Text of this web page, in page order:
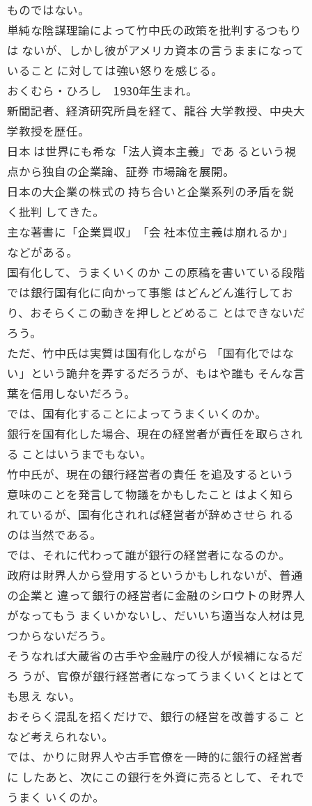
ものではない。
単純な陰謀理論によって竹中氏の政策を批判するつもり
は ないが、しかし彼がアメリカ資本の言うままになって
いること に対しては強い怒りを感じる。
おくむら・ひろし 1930年生まれ。
新聞記者、経済研究所員を経て、龍谷 大学教授、中央大
学教授を歴任。
日本 は世界にも希な「法人資本主義」であ るという視
点から独自の企業論、証券 市場論を展開。
日本の大企業の株式の 持ち合いと企業系列の矛盾を鋭
く批判 してきた。
主な著書に「企業買収」「会 社本位主義は崩れるか」
などがある。
国有化して、うまくいくのか この原稿を書いている段階
では銀行国有化に向かって事態 はどんどん進行してお
り、おそらくこの動きを押しとどめるこ とはできないだ
ろう。
ただ、竹中氏は実質は国有化しながら 「国有化ではな
い」という詭弁を弄するだろうが、もはや誰も そんな言
葉を信用しないだろう。
では、国有化することによってうまくいくのか。
銀行を国有化した場合、現在の経営者が責任を取らされ
る ことはいうまでもない。
竹中氏が、現在の銀行経営者の責任 を追及するという
意味のことを発言して物議をかもしたこと はよく知ら
れているが、国有化されれば経営者が辞めさせら れる
のは当然である。
では、それに代わって誰が銀行の経営者になるのか。
政府は財界人から登用するというかもしれないが、普通
の企業と 違って銀行の経営者に金融のシロウトの財界人
がなってもう まくいかないし、だいいち適当な人材は見
つからないだろう。
そうなれば大蔵省の古手や金融庁の役人が候補になるだ
ろ うが、官僚が銀行経営者になってうまくいくとはとて
も思え ない。
おそらく混乱を招くだけで、銀行の経営を改善するこ と
など考えられない。
では、かりに財界人や古手官僚を一時的に銀行の経営者
に したあと、次にこの銀行を外資に売るとして、それで
うまく いくのか。